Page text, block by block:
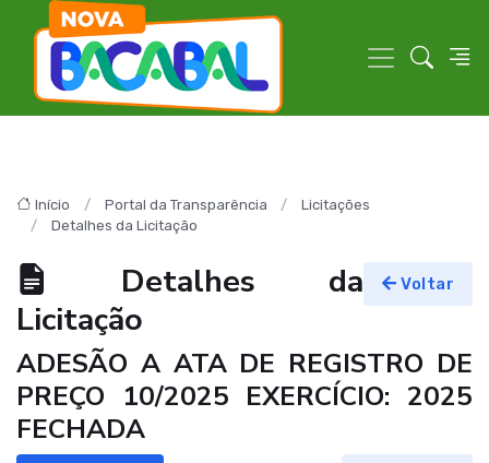
Início Portal da Transparência
Licitações
Detalhes da Licitação
Voltar
Detalhes da
Licitação
ADESÃO A ATA DE REGISTRO DE
PREÇO 10/2025 EXERCÍCIO: 2025
FECHADA